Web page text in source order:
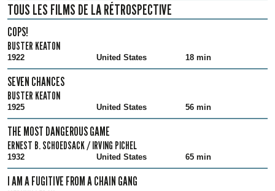
TOUS LES FILMS DE LA RÉTROSPECTIVE
COPS!
BUSTER KEATON
1922 United States 18 min
SEVEN CHANCES
BUSTER KEATON
1925 United States 56 min
THE MOST DANGEROUS GAME
ERNEST B. SCHOEDSACK / IRVING PICHEL
1932 United States 65 min
I AM A FUGITIVE FROM A CHAIN GANG